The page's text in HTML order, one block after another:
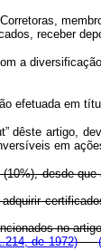
receber
efetuada em
” dêste artigo,
em
desde
no
de 1972)